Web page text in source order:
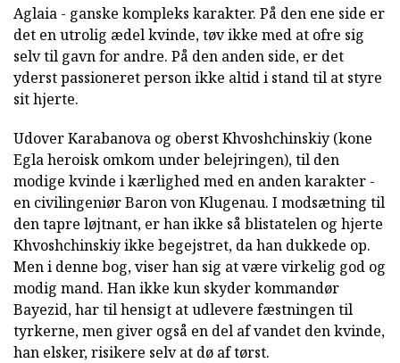
Aglaia - ganske kompleks karakter. På den ene side er
det en utrolig ædel kvinde, tøv ikke med at ofre sig
selv til gavn for andre. På den anden side, er det
yderst passioneret person ikke altid i stand til at styre
sit hjerte.
Udover Karabanova og oberst Khvoshchinskiy (kone
Egla heroisk omkom under belejringen), til den
modige kvinde i kærlighed med en anden karakter -
en civilingeniør Baron von Klugenau. I modsætning til
den tapre løjtnant, er han ikke så blistatelen og hjerte
Khvoshchinskiy ikke begejstret, da han dukkede op.
Men i denne bog, viser han sig at være virkelig god og
modig mand. Han ikke kun skyder kommandør
Bayezid, har til hensigt at udlevere fæstningen til
tyrkerne, men giver også en del af vandet den kvinde,
han elsker, risikere selv at dø af tørst.